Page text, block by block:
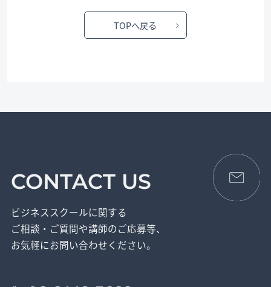
TOPへ戻る
CONTACT US
ビジネススクールに関する
ご相談・ご質問や講師のご応募等、
お気軽にお問い合わせください。